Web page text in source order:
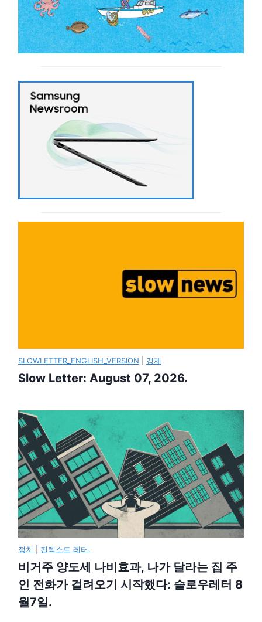
SLOWLETTER_ENGLISH_VERSION 경제
Slow Letter: August 07, 2026.
정치 컨텍스트 레터.
비거주 양도세 나비효과, 나가 달라는 집 주
인 전화가 걸려오기 시작했다: 슬로우레터 8
월7일.